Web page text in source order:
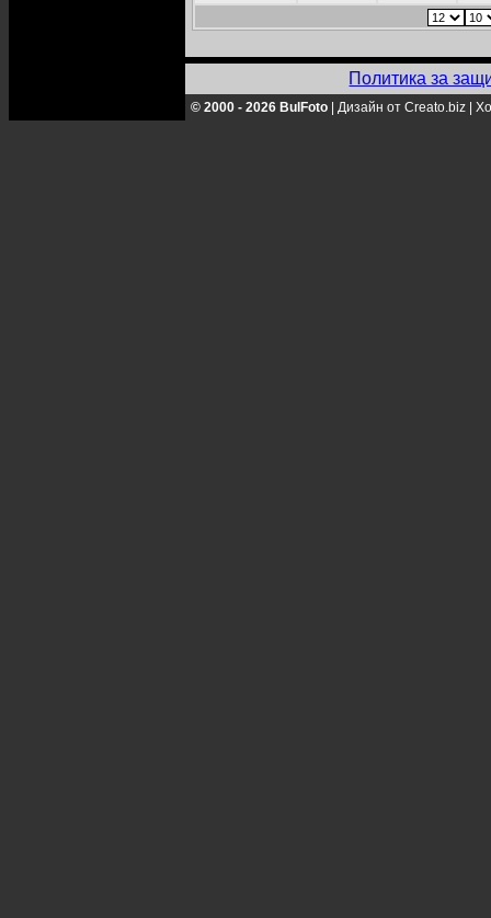
Политика за
© 2000 - 2026 BulFoto Дизайн от Creato.biz